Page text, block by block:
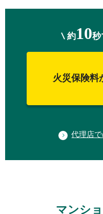
約10秒
火災保険料
代理店
マンシ